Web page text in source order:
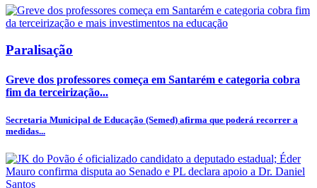
Paralisação
Greve dos professores começa em Santarém e categoria cobra
fim da terceirização...
Secretaria Municipal de Educação (Semed) afirma que poderá recorrer a
medidas...